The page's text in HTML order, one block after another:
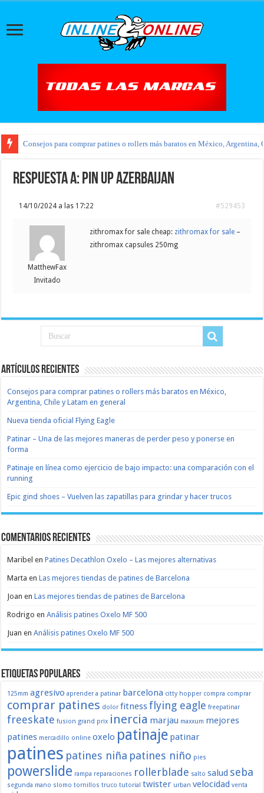
Consejos para comprar patines o rollers más baratos en México, Argentina,
Respuesta a: pin up azerbaijan
14/10/2024 a las 17:22 #529453
MatthewFax
Invitado
zithromax for sale cheap: zithromax for sale –
zithromax capsules 250mg
Artículos recientes
Consejos para comprar patines o rollers más baratos en México,
Argentina, Chile y Latam en general
Nueva tienda oficial Flying Eagle
Patinar – Una de las mejores maneras de perder peso y ponerse en
forma
Patinaje en línea como ejercicio de bajo impacto: una comparación con el
running
Epic gind shoes – Vuelven las zapatillas para grindar y hacer trucos
Comentarios recientes
Maribel enPatines Decathlon Oxelo – Las mejores alternativas
Marta enLas mejores tiendas de patines de Barcelona
Joan enLas mejores tiendas de patines de Barcelona
Rodrigo enAnálisis patines Oxelo MF 500
Juan enAnálisis patines Oxelo MF 500
Etiquetas populares
125mm agresivo aprender a patinar barcelona citty hopper compra comprar
comprar patines dolor fitnessflying eagle freepatinar
freeskate fusion grand prix inercia marjau maxxum mejores
patines mercadillo online oxelo patinaje patinar
patines patines niña patines niño pies
powerslide rampa reparaciones rollerblade salto salud seba
segunda mano slomo tornillos truco tutorial twister urban velocidad venta